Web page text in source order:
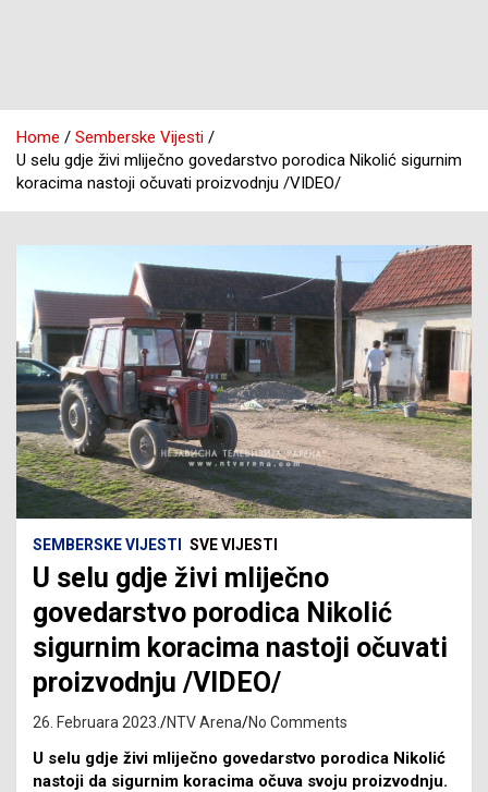
Home
Semberske Vijesti
U selu gdje živi mliječno govedarstvo porodica Nikolić sigurnim
koracima nastoji očuvati proizvodnju /VIDEO/
SEMBERSKE VIJESTI SVE VIJESTI
U selu gdje živi mliječno
govedarstvo porodica Nikolić
sigurnim koracima nastoji očuvati
proizvodnju /VIDEO/
26. Februara 2023. NTV Arena No Comments
U selu gdje živi mliječno govedarstvo porodica Nikolić
nastoji da sigurnim koracima očuva svoju proizvodnju.